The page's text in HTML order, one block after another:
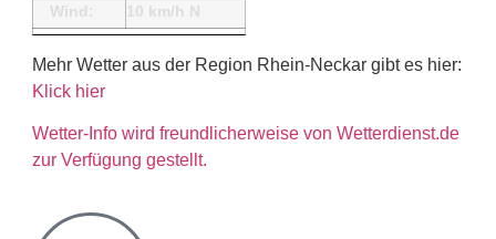
Wind:
10 km/h N
Mehr Wetter aus der Region Rhein-Neckar gibt es hier:
Klick hier
Wetter-Info wird freundlicherweise von Wetterdienst.de
zur Verfügung gestellt.